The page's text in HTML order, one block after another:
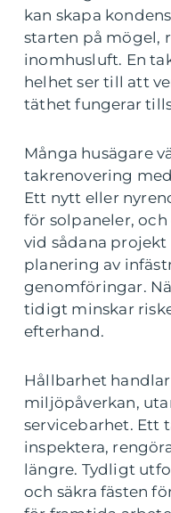
kan skapa
starten på mögel,
inomhusluft. En
helhet ser till att
täthet fungerar
Många husägare
takrenovering
Ett nytt eller
för solpaneler,
vid sådana
planering av
genomföringar.
tidigt minskar
efterhand.
Hållbarhet
miljöpåverkan,
servicebarhet. Ett
inspektera,
längre. Tydligt
och säkra fästen